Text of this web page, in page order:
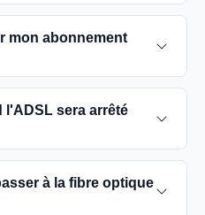
ADSL est prévue
sont
mon abonnement
votre
la date de fermeture du
optique dès que
qualité de service.
l'ADSL sera arrêté
de l'ADSL varient
pouvez trouver ces
à la fibre optique